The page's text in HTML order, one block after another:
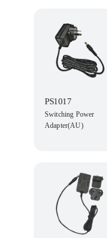
PS1017
Switching Power
Adapter(AU)